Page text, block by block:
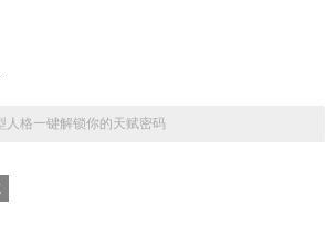
人格一键解锁你的天赋密码